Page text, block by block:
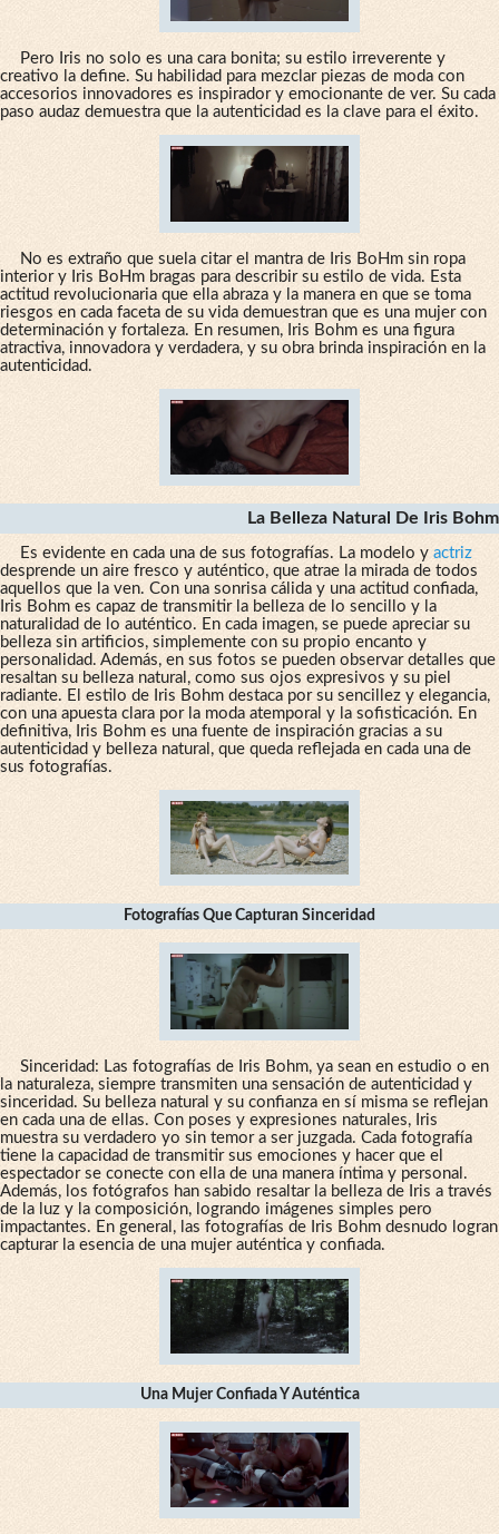
Pero Iris no solo es una cara bonita; su estilo irreverente y
creativo la define. Su habilidad para mezclar piezas de moda con
accesorios innovadores es inspirador y emocionante de ver. Su cada
paso audaz demuestra que la autenticidad es la clave para el éxito.
No es extraño que suela citar el mantra de Iris BoHm sin ropa
interior y Iris BoHm bragas para describir su estilo de vida. Esta
actitud revolucionaria que ella abraza y la manera en que se toma
riesgos en cada faceta de su vida demuestran que es una mujer con
determinación y fortaleza. En resumen, Iris Bohm es una figura
atractiva, innovadora y verdadera, y su obra brinda inspiración en la
autenticidad.
La Belleza Natural De Iris Bohm
Es evidente en cada una de sus fotografías. La modelo y actriz
desprende un aire fresco y auténtico, que atrae la mirada de todos
aquellos que la ven. Con una sonrisa cálida y una actitud confiada,
Iris Bohm es capaz de transmitir la belleza de lo sencillo y la
naturalidad de lo auténtico. En cada imagen, se puede apreciar su
belleza sin artificios, simplemente con su propio encanto y
personalidad. Además, en sus fotos se pueden observar detalles que
resaltan su belleza natural, como sus ojos expresivos y su piel
radiante. El estilo de Iris Bohm destaca por su sencillez y elegancia,
con una apuesta clara por la moda atemporal y la sofisticación. En
definitiva, Iris Bohm es una fuente de inspiración gracias a su
autenticidad y belleza natural, que queda reflejada en cada una de
sus fotografías.
Fotografías Que Capturan Sinceridad
Sinceridad: Las fotografías de Iris Bohm, ya sean en estudio o en
la naturaleza, siempre transmiten una sensación de autenticidad y
sinceridad. Su belleza natural y su confianza en sí misma se reflejan
en cada una de ellas. Con poses y expresiones naturales, Iris
muestra su verdadero yo sin temor a ser juzgada. Cada fotografía
tiene la capacidad de transmitir sus emociones y hacer que el
espectador se conecte con ella de una manera íntima y personal.
Además, los fotógrafos han sabido resaltar la belleza de Iris a través
de la luz y la composición, logrando imágenes simples pero
impactantes. En general, las fotografías de Iris Bohm desnudo logran
capturar la esencia de una mujer auténtica y confiada.
Una Mujer Confiada Y Auténtica